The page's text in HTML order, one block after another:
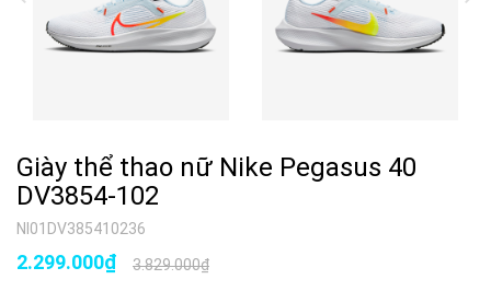
Giày thể thao nữ Nike Pegasus 40
DV3854-102
NI01DV385410236
3.829.000₫
2.299.000₫